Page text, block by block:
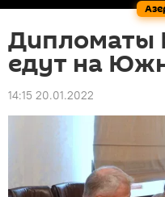
Дипломаты
едут на
14:15 20.01.2022